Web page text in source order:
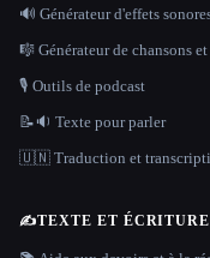
🔊 Générateur d'effets
🎼 Générateur de chansons
🎙️ Outils de podcast
📝🔉 Texte pour parler
🇺🇳 Traduction et
✍️TEXTE ET ÉCRITURE